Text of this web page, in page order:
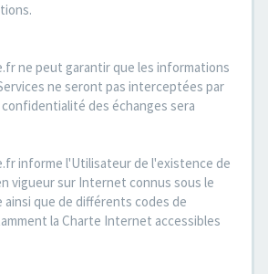
ne peut garantir que les informations
ne seront pas interceptées par
des échanges sera
informe l'Utilisateur de l'existence de
vigueur sur Internet connus sous le
que de différents codes de
la Charte Internet accessibles